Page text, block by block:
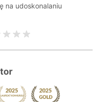
na udoskonalaniu